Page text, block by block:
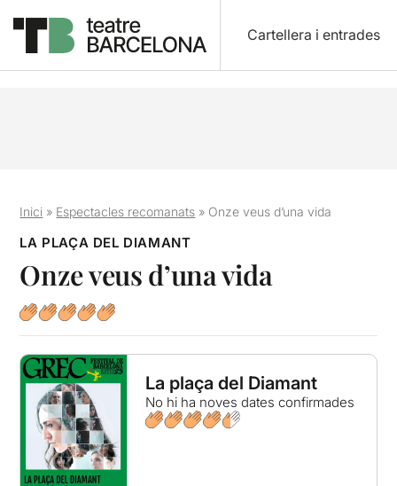
Cartellera i entrades
Inici » Espectacles recomanats » Onze veus d’una vida
LA PLAÇA DEL DIAMANT
Onze veus d’una vida
La plaça del Diamant
No hi ha noves dates confirmades